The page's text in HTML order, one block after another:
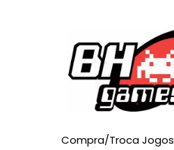
Compra/Troca Jogos